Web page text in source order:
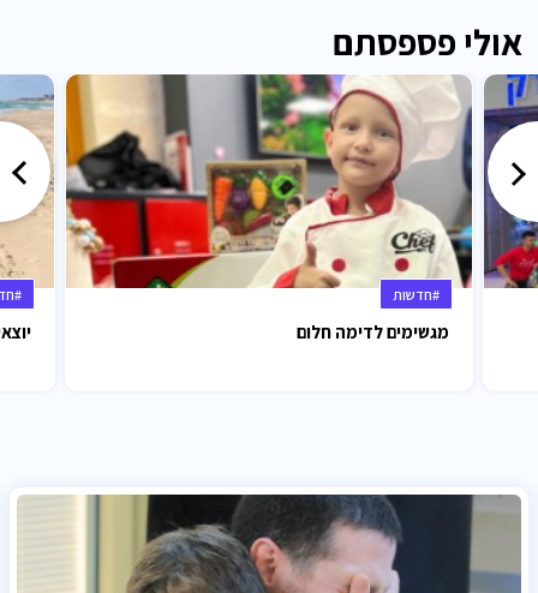
אולי פספסתם
#חדשות
מגשימים לדימה חלום